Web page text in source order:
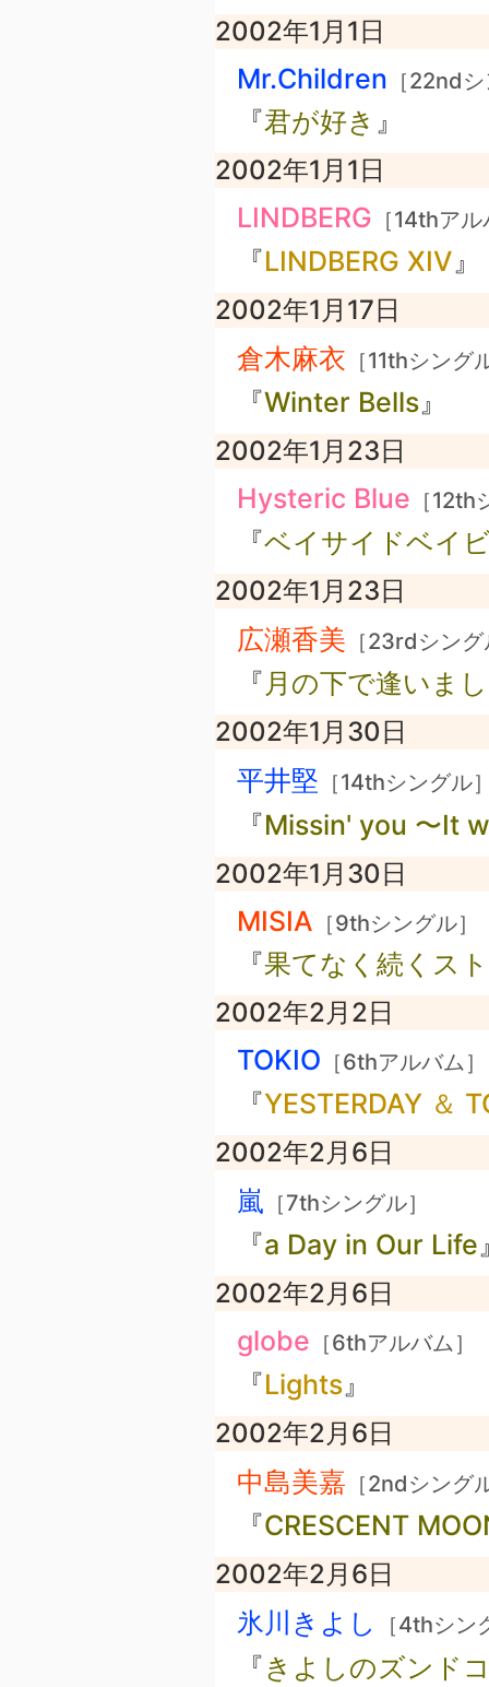
2002年1月1日
Mr.Children ［22ndシ
『君が好き 』
2002年1月1日
LINDBERG ［14thアル
『LINDBERG XIV 』
2002年1月17日
倉木麻衣 ［11thシング
『Winter Bells』
2002年1月23日
Hysteric Blue ［12th
『ベイサイドベイ
2002年1月23日
広瀬香美 ［23rdシング
『 月の下で逢いま
2002年1月30日
平井堅 ［14thシングル］
『Missin' you 〜It
2002年1月30日
MISIA ［9thシングル］
『果てなく続くス
2002年2月2日
TOKIO ［6thアルバム］
『YESTERDAY ＆
2002年2月6日
嵐 ［7thシングル］
『a Day in Our Life』
2002年2月6日
globe ［6thアルバム］
『Lights 』
2002年2月6日
中島美嘉 ［2ndシング
『CRESCENT
2002年2月6日
氷川きよし ［4thシン
『 きよしのズンド